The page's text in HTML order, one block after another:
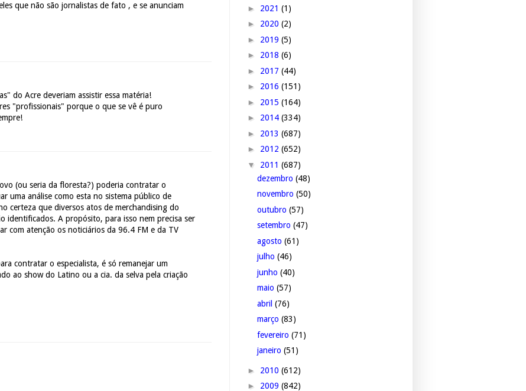
que não são jornalistas de fato , e se anunciam
do Acre deveriam assistir essa matéria!
"profissionais" porque o que se vê é puro
(ou seria da floresta?) poderia contratar o
uma análise como esta no sistema público de
certeza que diversos atos de merchandising do
identificados. A propósito, para isso nem precisa ser
com atenção os noticiários da 96.4 FM e da TV
contratar o especialista, é só remanejar um
ao show do Latino ou a cia. da selva pela criação
► 2021 (1)
► 2020 (2)
► 2019 (5)
► 2018 (6)
► 2017 (44)
► 2016 (151)
► 2015 (164)
► 2014 (334)
► 2013 (687)
► 2012 (652)
▼ 2011 (687)
dezembro (48)
novembro (50)
outubro (57)
setembro (47)
agosto (61)
julho (46)
junho (40)
maio (57)
abril (76)
março (83)
fevereiro (71)
janeiro (51)
► 2010 (612)
► 2009 (842)